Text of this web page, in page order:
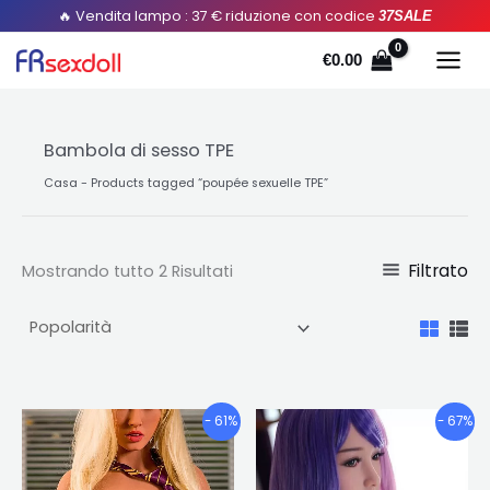
contenuto
🔥 Vendita lampo : 37 € riduzione con codice 37SALE
€0.00
Bambola di sesso TPE
Casa - Products tagged “poupée sexuelle TPE”
Mostrando tutto 2 Risultati
Ordinato
per
popolarità
Filtrato
- 61%
Fascia
di
prezzo:
Questo
prodotto
ha
- 67%
Fascia